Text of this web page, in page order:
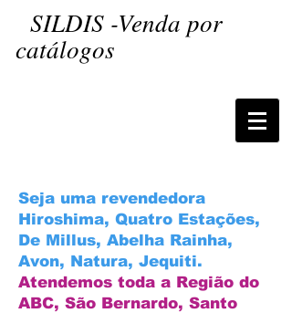
SILDIS -Venda por
catálogos
Seja uma revendedora
Hiroshima, Quatro Estações,
De Millus, Abelha Rainha,
Avon, Natura, Jequiti.
Atendemos toda a Região do
ABC, São Bernardo, Santo